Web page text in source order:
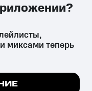
вред здоровью,
установленную
все
миксами теперь